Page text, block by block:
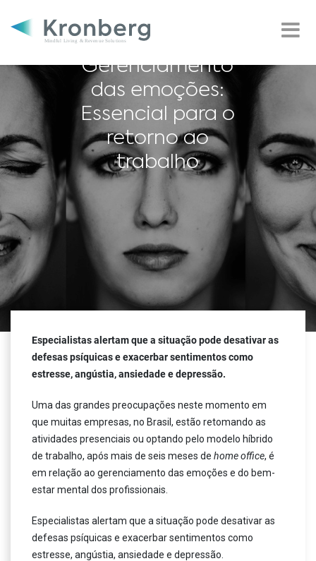
Gerenciamento
das emoções:
Essencial para o
retorno ao
trabalho
Especialistas alertam que a situação pode desativar as
defesas psíquicas e exacerbar sentimentos como
estresse, angústia, ansiedade e depressão.
Uma das grandes preocupações neste momento em
que muitas empresas, no Brasil, estão retomando as
atividades presenciais ou optando pelo modelo híbrido
de trabalho, após mais de seis meses de home office, é
em relação ao gerenciamento das emoções e do bem-
estar mental dos profissionais.
Especialistas alertam que a situação pode desativar as
defesas psíquicas e exacerbar sentimentos como
estresse, angústia, ansiedade e depressão.